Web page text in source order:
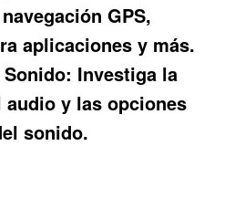
GPS,
aplicaciones y más.
Investiga la
audio y las opciones
sonido.